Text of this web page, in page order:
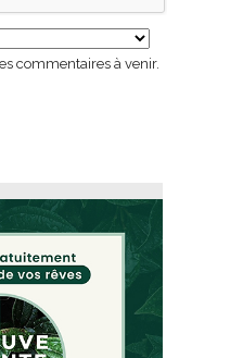
commentaires à venir.